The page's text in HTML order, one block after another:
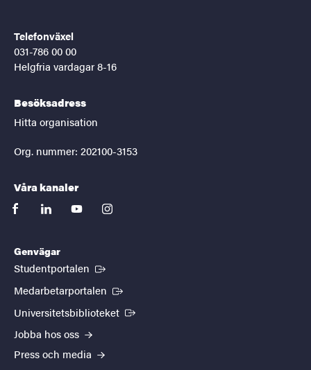
Telefonväxel
031-786 00 00
Helgfria vardagar 8-16
Besöksadress
Hitta organisation
Org. nummer: 202100-3153
Våra kanaler
facebooklinkedinyoutubeinstagram
Genvägar
Studentportalen (Extern länk)
Medarbetarportalen (Extern länk)
Universitetsbiblioteket (Extern länk)
Jobba hos oss
Press och media